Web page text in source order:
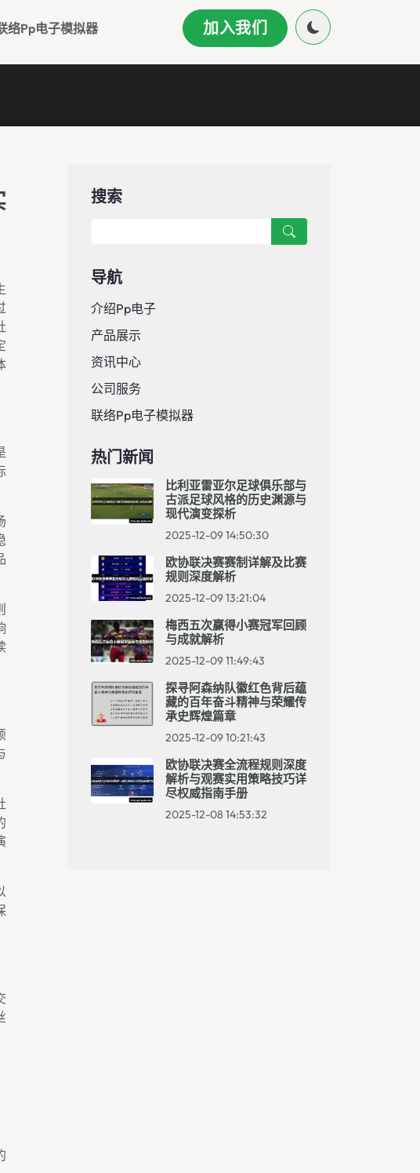
络pp电子模拟器 加入我们
搜索
导航
介绍pp电子
产品展示
资讯中心
公司服务
联络pp电子模拟器
热门新闻
比利亚雷亚尔足球俱乐部与
古派足球风格的历史渊源与
现代演变探析
2025-12-09 14:50:30
欧协联决赛赛制详解及比赛
规则深度解析
2025-12-09 13:21:04
梅西五次赢得小赛冠军回顾
与成就解析
2025-12-09 11:49:43
探寻阿森纳队徽红色背后蕴
藏的百年奋斗精神与荣耀传
承史辉煌篇章
2025-12-09 10:21:43
欧协联决赛全流程规则深度
解析与观赛实用策略技巧详
尽权威指南手册
2025-12-08 14:53:32